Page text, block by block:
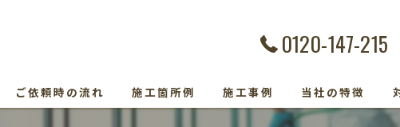
0120-147-215
ご依頼時の流れ 施工箇所例 施工事例 当社の特徴